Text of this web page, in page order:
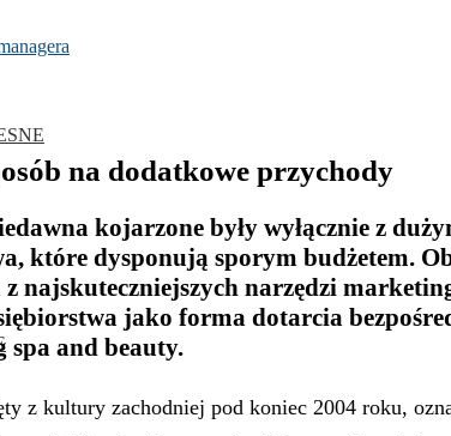
na dodatkowe przychody
kojarzone były wyłącznie z
które dysponują sporym budżetem.
z najskuteczniejszych narzędzi
jako forma dotarcia
spa and beauty.
z kultury zachodniej pod koniec 2004 roku,